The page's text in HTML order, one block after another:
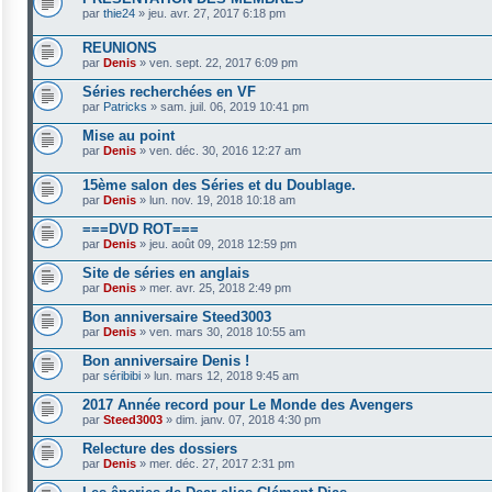
par thie24 » jeu. avr. 27, 2017 6:18 pm
REUNIONS
par Denis » ven. sept. 22, 2017 6:09 pm
Séries recherchées en VF
par Patricks » sam. juil. 06, 2019 10:41 pm
Mise au point
par Denis » ven. déc. 30, 2016 12:27 am
15ème salon des Séries et du Doublage.
par Denis » lun. nov. 19, 2018 10:18 am
===DVD ROT===
par Denis » jeu. août 09, 2018 12:59 pm
Site de séries en anglais
par Denis » mer. avr. 25, 2018 2:49 pm
Bon anniversaire Steed3003
par Denis » ven. mars 30, 2018 10:55 am
Bon anniversaire Denis !
par séribibi » lun. mars 12, 2018 9:45 am
2017 Année record pour Le Monde des Avengers
par Steed3003 » dim. janv. 07, 2018 4:30 pm
Relecture des dossiers
par Denis » mer. déc. 27, 2017 2:31 pm